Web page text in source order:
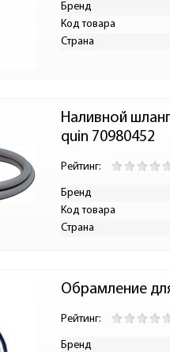
Бренд
Код товара
Страна
Наливной
quin 70980452
Рейтинг:
Бренд
Код товара
Страна
Обрамление
Рейтинг:
Бренд